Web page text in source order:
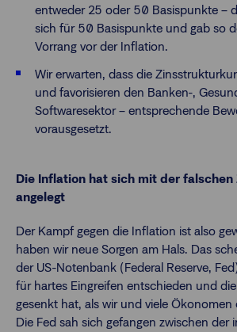
entweder 25 oder 50 Basispunkte –
sich für 50 Basispunkte und gab so
Vorrang vor der Inflation.
Wir erwarten, dass die
und favorisieren den Banken-,
Softwaresektor – entsprechende
vorausgesetzt.
Die Inflation hat sich mit der
angelegt
Der Kampf gegen die Inflation ist also
haben wir neue Sorgen am Hals. Das
der US-Notenbank (Federal Reserve,
für hartes Eingreifen entschieden und
gesenkt hat, als wir und viele
Die Fed sah sich gefangen zwischen der